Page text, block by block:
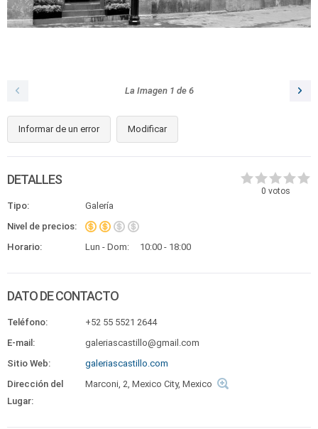
La Imagen 1 de 6
Informar de un error Modificar
0 votos
DETALLES
Tipo:
Galería
Nivel de precios:
Horario:
Lun - Dom: 10:00 - 18:00
DATO DE CONTACTO
Teléfono:
+52 55 5521 2644
E-mail:
galeriascastillo@gmail.com
Sitio Web:
galeriascastillo.com
Dirección del
Lugar:
Marconi, 2, Mexico City, Mexico